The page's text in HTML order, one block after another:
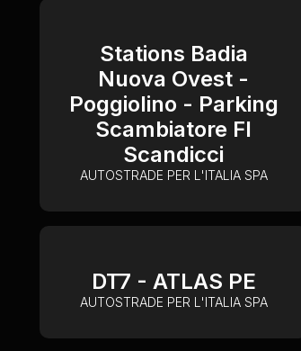
Stations Badia
Nuova Ovest -
Poggiolino - Parking
Scambiatore FI
Scandicci
AUTOSTRADE PER L'ITALIA SPA
DT7 - ATLAS PE
AUTOSTRADE PER L'ITALIA SPA